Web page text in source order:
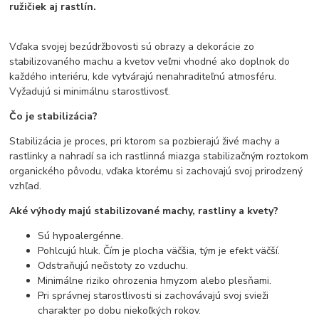
ružičiek aj rastlín.
Vďaka svojej bezúdržbovosti sú obrazy a dekorácie zo
stabilizovaného machu a kvetov veľmi vhodné ako doplnok do
každého interiéru, kde vytvárajú nenahraditeľnú atmosféru.
Vyžadujú si minimálnu starostlivosť.
Čo je stabilizácia?
Stabilizácia je proces, pri ktorom sa pozbierajú živé machy a
rastlinky a nahradí sa ich rastlinná miazga stabilizačným roztokom
organického pôvodu, vďaka ktorému si zachovajú svoj prirodzený
vzhľad.
Aké výhody majú stabilizované machy, rastliny a kvety?
Sú hypoalergénne.
Pohlcujú hluk. Čím je plocha väčšia, tým je efekt väčší.
Odstraňujú nečistoty zo vzduchu.
Minimálne riziko ohrozenia hmyzom alebo plesňami.
Pri správnej starostlivosti si zachovávajú svoj svieži
charakter po dobu niekoľkých rokov.